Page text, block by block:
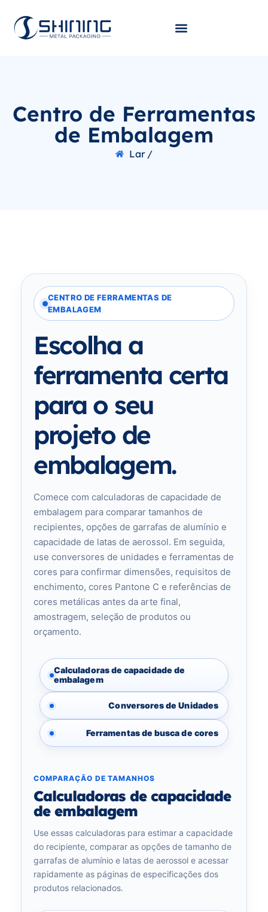
Centro de Ferramentas
de Embalagem
Lar /
CENTRO DE FERRAMENTAS DE
EMBALAGEM
Escolha a
ferramenta certa
para o seu
projeto de
embalagem.
Comece com calculadoras de capacidade de
embalagem para comparar tamanhos de
recipientes, opções de garrafas de alumínio e
capacidade de latas de aerossol. Em seguida,
use conversores de unidades e ferramentas de
cores para confirmar dimensões, requisitos de
enchimento, cores Pantone C e referências de
cores metálicas antes da arte final,
amostragem, seleção de produtos ou
orçamento.
Calculadoras de capacidade de
embalagem
Conversores de Unidades
Ferramentas de busca de cores
COMPARAÇÃO DE TAMANHOS
Calculadoras de capacidade
de embalagem
Use essas calculadoras para estimar a capacidade
do recipiente, comparar as opções de tamanho de
garrafas de alumínio e latas de aerossol e acessar
rapidamente as páginas de especificações dos
produtos relacionados.